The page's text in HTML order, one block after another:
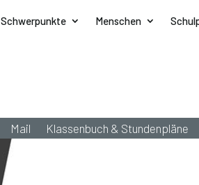
Schwerpunkte Menschen
Mail Klassenbuch & Stundenpläne